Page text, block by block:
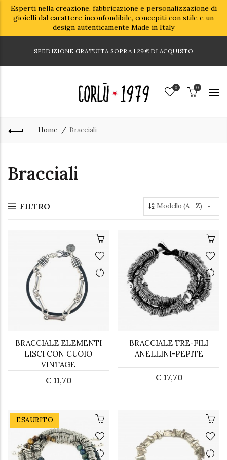
Esperti nella creazione, fabbricazione e personalizzazione di
gioielli dal carattere inconfondibile, concepiti con stile e un
design autenticamente Made in Italy
SPEDIZIONE GRATUITA SOPRA I 29€ DI ACQUISTO
0 0
Home Bracciali
Bracciali
FILTRO
BRACCIALE ELEMENTI
LISCI CON CUOIO
VINTAGE
€ 11,70
BRACCIALE TRE-FILI
ANELLINI-PEPITE
€ 17,70
ESAURITO